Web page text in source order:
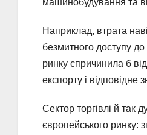
Наприклад, втрата
безмитного доступу
ринку спричинила б
експорту і
Сектор торгівлі й так
європейського ринку: